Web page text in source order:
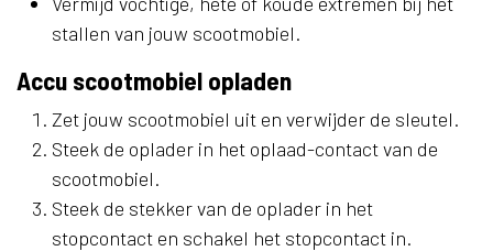
stallen van jouw scootmobiel.
Accu scootmobiel opladen
Zet jouw scootmobiel uit en verwijder de sleutel.
Steek de oplader in het oplaad-contact van de
scootmobiel.
Steek de stekker van de oplader in het
stopcontact en schakel het stopcontact in.